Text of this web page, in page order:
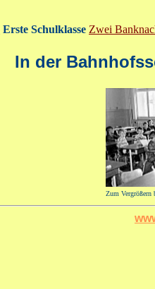
Erste Schulklasse Zwei
In der
Zum Vergrößern